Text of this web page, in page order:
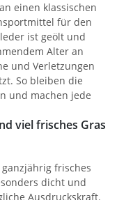
einen klassischen
für den
ist geölt und
Alter an
und Verletzungen
So bleiben die
und machen jede
viel frisches Gras
frisches
dicht und
Ausdruckskraft.